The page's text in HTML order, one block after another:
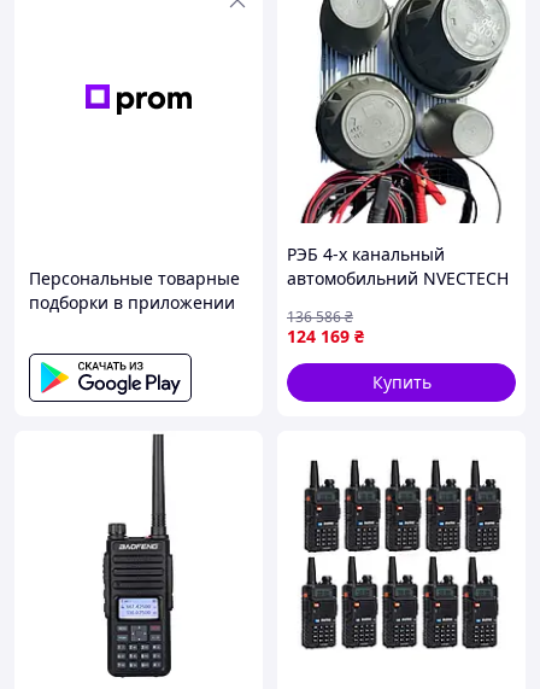
других производителей, используя тот же канал и
Радиус действия может меняться относительно
места нахождения (гора /город/ озеро и т д)
Мощность для вашего приключения:
Существует два способа питания радиостанции:
от прилагаемых NiMH батарей до 16 часов
T92 H2O поставляется с зарядным устройством
с двумя разъемами Micro USB, что позволяет
одновременно заряжать две радиостанции.
В комплект входит дополнительное зарядное
устройство с двумя штекерами Micro USB с
В комплект входят две NiMh батареи.
2 радиоприемника Motorola T92
2 никель-металлогидридных аккумулятора
Сетевое зарядное устройство с 2 разъемами
Micro USB
2 зажима для ремня
Удобный чехол
Персональные товарные
подборки в приложении
РЭБ 4-х канальный
автомобильний NVECTECH
840-950) 200W 1
124 169 ₴
136 586₴
Купить